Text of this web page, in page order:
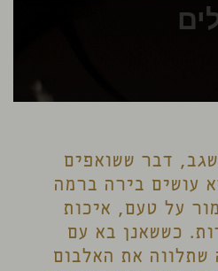
דבר ששואפים
עושים בירה ברמה
על טעם, איכות
כששאנן בא עם
שתלווה את האלבום